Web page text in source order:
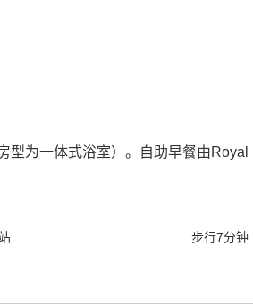
为一体式浴室）。自助早餐由Royal
步行7分钟